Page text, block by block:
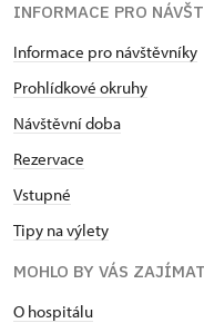
INFORMACE PRO
Informace pro návštěvníky
Prohlídkové okruhy
Návštěvní doba
Rezervace
Vstupné
Tipy na výlety
MOHLO BY VÁS ZAJÍMAT
O hospitálu